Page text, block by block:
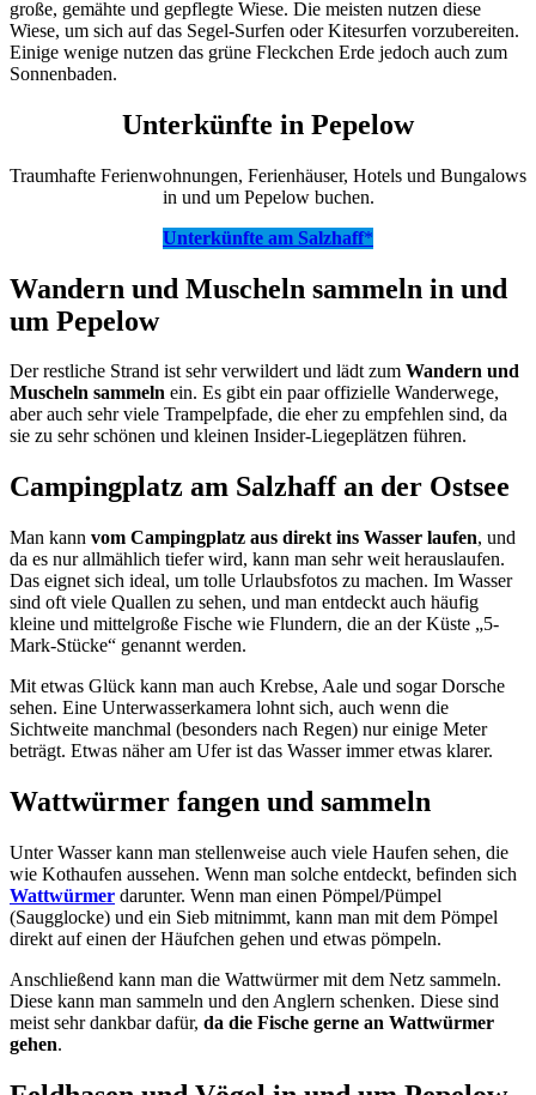
große, gemähte und gepflegte Wiese. Die meisten nutzen diese
Wiese, um sich auf das Segel-Surfen oder Kitesurfen vorzubereiten.
Einige wenige nutzen das grüne Fleckchen Erde jedoch auch zum
Sonnenbaden.
Unterkünfte in Pepelow
Traumhafte Ferienwohnungen, Ferienhäuser, Hotels und Bungalows
in und um Pepelow buchen.
Unterkünfte am Salzhaff*
Wandern und Muscheln sammeln in und
um Pepelow
Der restliche Strand ist sehr verwildert und lädt zum Wandern und
Muscheln sammeln ein. Es gibt ein paar offizielle Wanderwege,
aber auch sehr viele Trampelpfade, die eher zu empfehlen sind, da
sie zu sehr schönen und kleinen Insider-Liegeplätzen führen.
Campingplatz am Salzhaff an der Ostsee
Man kann vom Campingplatz aus direkt ins Wasser laufen, und
da es nur allmählich tiefer wird, kann man sehr weit herauslaufen.
Das eignet sich ideal, um tolle Urlaubsfotos zu machen. Im Wasser
sind oft viele Quallen zu sehen, und man entdeckt auch häufig
kleine und mittelgroße Fische wie Flundern, die an der Küste „5-
Mark-Stücke“ genannt werden.
Mit etwas Glück kann man auch Krebse, Aale und sogar Dorsche
sehen. Eine Unterwasserkamera lohnt sich, auch wenn die
Sichtweite manchmal (besonders nach Regen) nur einige Meter
beträgt. Etwas näher am Ufer ist das Wasser immer etwas klarer.
Wattwürmer fangen und sammeln
Unter Wasser kann man stellenweise auch viele Haufen sehen, die
wie Kothaufen aussehen. Wenn man solche entdeckt, befinden sich
Wattwürmer darunter. Wenn man einen Pömpel/Pümpel
(Saugglocke) und ein Sieb mitnimmt, kann man mit dem Pömpel
direkt auf einen der Häufchen gehen und etwas pömpeln.
Anschließend kann man die Wattwürmer mit dem Netz sammeln.
Diese kann man sammeln und den Anglern schenken. Diese sind
meist sehr dankbar dafür, da die Fische gerne an Wattwürmer
gehen.